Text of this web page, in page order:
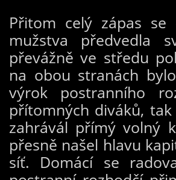
Přitom celý zápas
mužstva předvedla
převážně ve středu
na obou stranách
výrok postranního
přítomných diváků,
zahrávál přímý volný
přesně našel hlavu
síť. Domácí se